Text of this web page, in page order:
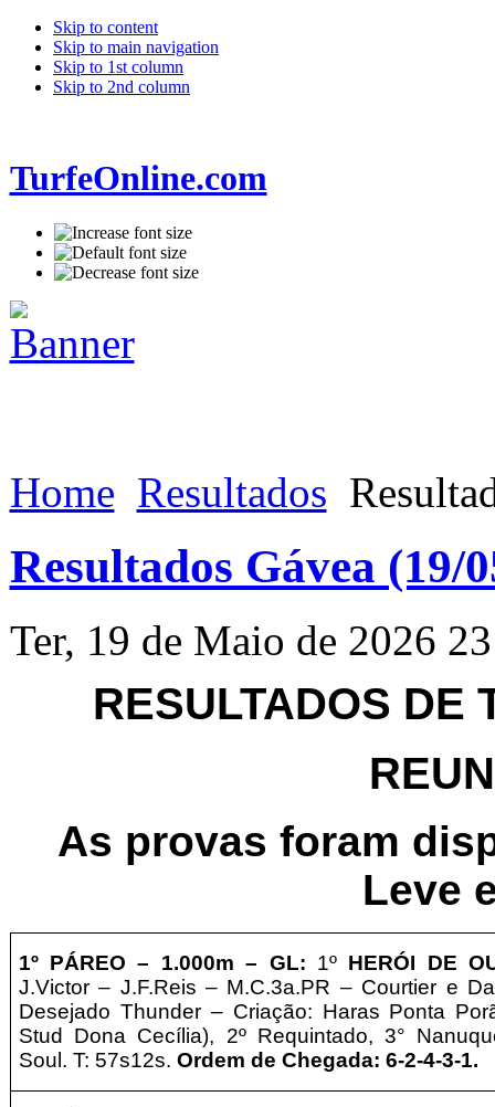
Skip to content
Skip to main navigation
Skip to 1st column
Skip to 2nd column
TurfeOnline.com
Home Resultados
Resultados Gávea (19/
Ter, 19 de Maio de 2026
RESULTADOS DE
As provas foram
Leve
1º PÁREO – 1.000m – GL: 1º HERÓI DE
J.Victor– J.F.Reis – M.C.3a.PR – Courtier e
Desejado Thunder – Criação: Haras Ponta
Stud Dona Cecília), 2º Requintado, 3°
Soul. T: 57s12s. Ordem de Chegada: 6-2-4-3-1.